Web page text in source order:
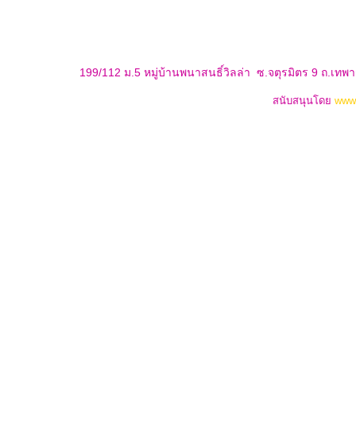
199/112 ม.5 หมู่บ้านพนาสนธิ์วิลล่า ซ.จตุรมิตร 9 ถ.เทพ
สนับสนุนโดย